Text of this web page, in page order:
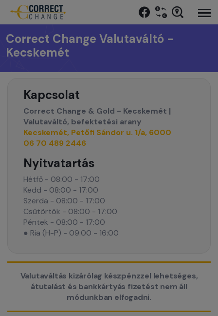
Correct Change Valutaváltó -
Kecskemét
Valutaváltás kizárólag készpénzzel lehetséges,
átutalást és bankkártyás fizetést nem áll
módunkban elfogadni.
Kapcsolat
Correct Change & Gold - Kecskemét |
Valutaváltó, befektetési arany
Kecskemét, Petőfi Sándor u. 1/a, 6000
06 70 489 2446
Nyitvatartás
Hétfő - 08:00 - 17:00
Kedd - 08:00 - 17:00
Szerda - 08:00 - 17:00
Csütörtök - 08:00 - 17:00
Péntek - 08:00 - 17:00
● Ria (H-P) - 09:00 - 16:00